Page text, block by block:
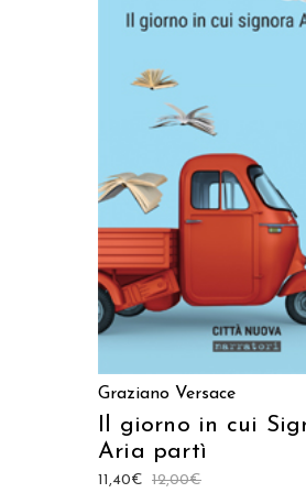
Graziano Versace
Il giorno in cui
Aria partì
12,00€
11,40€